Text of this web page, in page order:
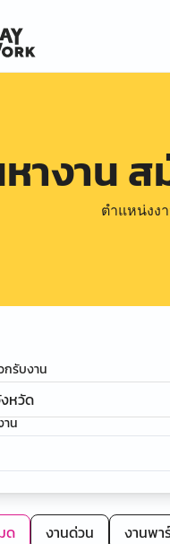
างาน ส
ตำแหน่งง
กรับงาน
หวัด
น
ด งานด่วน งานพา